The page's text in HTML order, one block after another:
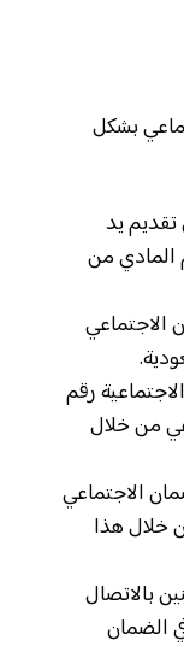
بشكل
تقديم يد
المادي من
الاجتماعي
رقم
من خلال
الاجتماعي
خلال هذا
بالاتصال
الضمان